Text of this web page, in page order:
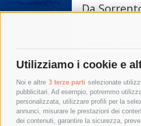
Utilizziamo i cookie e
Noi e altre 3 terze parti selezionate
pubblicitari. Ad esempio, potremmo
personalizzata, utilizzare profili per la
annunci, misurare le prestazioni dei
dei contenuti, garantire la sicurezza,
Da
Marianna. La sua
10 Settembre